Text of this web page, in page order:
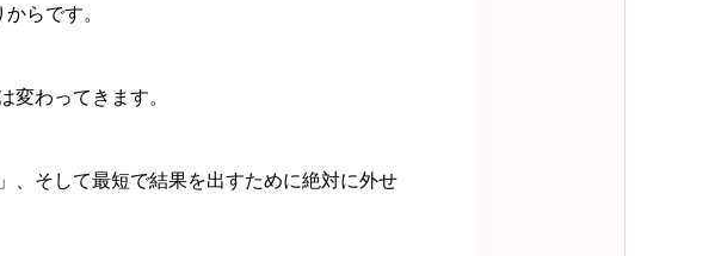
らです。
変わってきます。
、そして最短で結果を出すために絶対に外せ